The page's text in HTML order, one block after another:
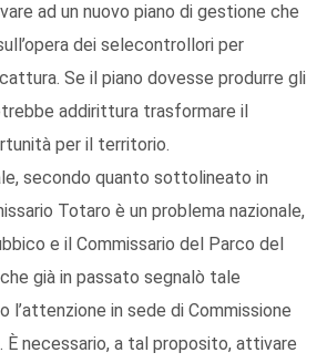
ad un nuovo piano di gestione che
dei selecontrollori per
Se il piano dovesse produrre gli
addirittura trasformare il
per il territorio.
secondo quanto sottolineato in
Totaro è un problema nazionale,
e il Commissario del Parco del
già in passato segnalò tale
l’attenzione in sede di Commissione
È necessario, a tal proposito, attivare